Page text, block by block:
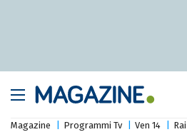
Magazine Programmi Tv Ven 14